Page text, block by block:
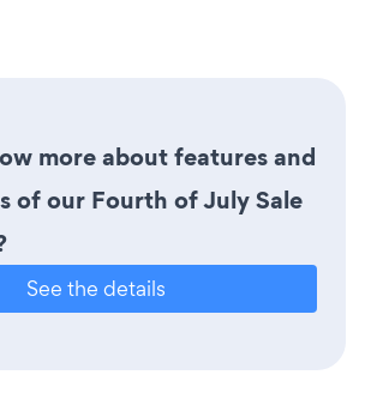
more about features and
of our Fourth of July Sale
See the details